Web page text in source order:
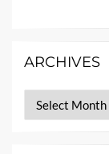
ARCHIVES
Archives